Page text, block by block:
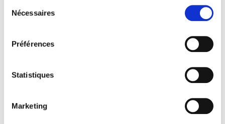
Nécessaires
Préférences
Statistiques
Marketing
Corderliers karrika 20 - 64100 Baiona -
Contact